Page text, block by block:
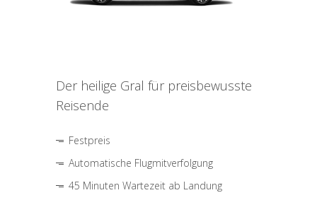
Der heilige Gral für preisbewusste
Reisende
Festpreis
Automatische Flugmitverfolgung
45 Minuten Wartezeit ab Landung